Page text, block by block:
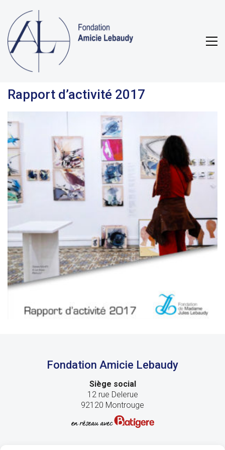
Rapport d’activité 2017
Fondation Amicie Lebaudy
Siège social
12 rue Delerue
92120 Montrouge